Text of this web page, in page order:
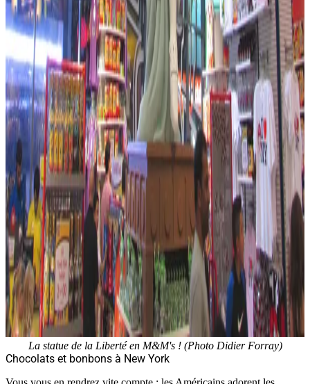
La statue de la Liberté en M&M's ! (Photo Didier Forray)
Chocolats et bonbons à New York